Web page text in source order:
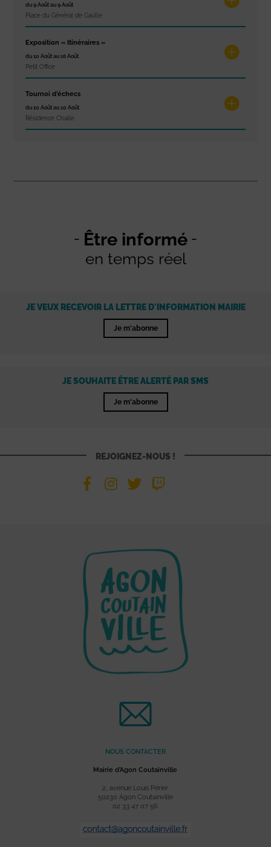
du 9 Août au 9 Août
Place du Général de Gaulle
Exposition « Itinéraires »
du 10 Août au 16 Août
Petit Office
Tournoi d’échecs
du 10 Août au 10 Août
Résidence Challe
Être informé
en temps réel
JE VEUX RECEVOIR LA LETTRE D'INFORMATION MAIRIE
Je m'abonne
JE SOUHAITE ÊTRE ALERTÉ PAR SMS
Je m'abonne
REJOIGNEZ-NOUS !
NOUS CONTACTER
Mairie d’Agon Coutainville
2, avenue Louis Périer
50230 Agon Coutainville
02 33 47 07 56